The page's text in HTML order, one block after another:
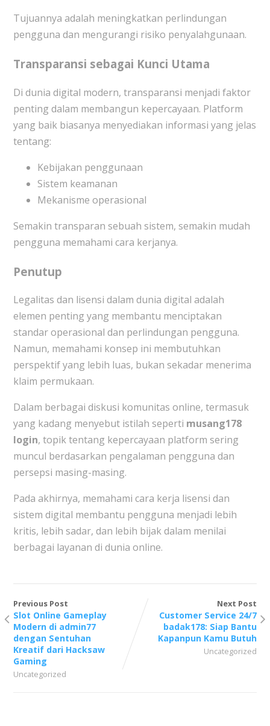
Tujuannya adalah meningkatkan perlindungan
pengguna dan mengurangi risiko penyalahgunaan.
Transparansi sebagai Kunci Utama
Di dunia digital modern, transparansi menjadi faktor
penting dalam membangun kepercayaan. Platform
yang baik biasanya menyediakan informasi yang jelas
tentang:
Kebijakan penggunaan
Sistem keamanan
Mekanisme operasional
Semakin transparan sebuah sistem, semakin mudah
pengguna memahami cara kerjanya.
Penutup
Legalitas dan lisensi dalam dunia digital adalah
elemen penting yang membantu menciptakan
standar operasional dan perlindungan pengguna.
Namun, memahami konsep ini membutuhkan
perspektif yang lebih luas, bukan sekadar menerima
klaim permukaan.
Dalam berbagai diskusi komunitas online, termasuk
yang kadang menyebut istilah seperti musang178
login, topik tentang kepercayaan platform sering
muncul berdasarkan pengalaman pengguna dan
persepsi masing-masing.
Pada akhirnya, memahami cara kerja lisensi dan
sistem digital membantu pengguna menjadi lebih
kritis, lebih sadar, dan lebih bijak dalam menilai
berbagai layanan di dunia online.
Previous Post
Slot Online Gameplay
Modern di admin77
dengan Sentuhan
Kreatif dari Hacksaw
Gaming
Uncategorized
Next Post
Customer Service 24/7
badak178: Siap Bantu
Kapanpun Kamu Butuh
Uncategorized